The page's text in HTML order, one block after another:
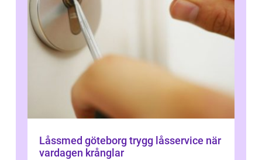
Låssmed göteborg trygg låsservice när
vardagen krånglar